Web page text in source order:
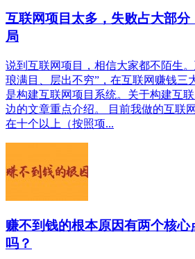
互联网项目太多，失败占大部分
局
说到互联网项目，相信大家都不陌生
琅满目、层出不穷”，在互联网赚钱三
是构建互联网项目系统。关于构建互
边的文章重点介绍。 目前我做的互联
在十个以上（按照项...
赚不到钱的根本原因有两个核心
吗？